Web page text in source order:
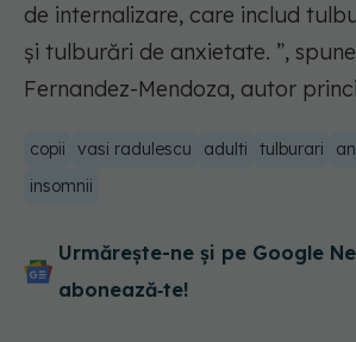
de internalizare, care includ
și tulburări de anxietate. ”,
Fernandez-Mendoza, autor
copii vasi radulescu adulti tulburari
insomnii
Urmărește-ne și pe Google
abonează‑te!